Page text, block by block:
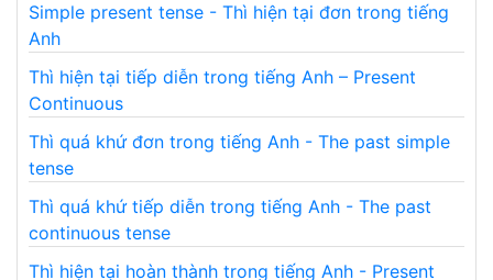
Simple present tense - Thì hiện tại đơn trong tiếng
Anh
Thì hiện tại tiếp diễn trong tiếng Anh – Present
Continuous
Thì quá khứ đơn trong tiếng Anh - The past simple
tense
Thì quá khứ tiếp diễn trong tiếng Anh - The past
continuous tense
Thì hiện tại hoàn thành trong tiếng Anh - Present